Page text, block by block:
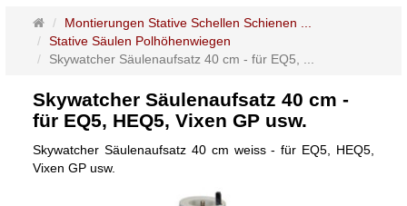
Startseite
Montierungen Stative Schellen Schienen ...
Stative Säulen Polhöhenwiegen
Skywatcher Säulenaufsatz 40 cm - für EQ5, ...
Skywatcher Säulenaufsatz 40 cm -
für EQ5, HEQ5, Vixen GP usw.
Skywatcher Säulenaufsatz 40 cm weiss - für EQ5, HEQ5,
Vixen GP usw.